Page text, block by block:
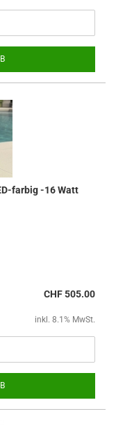
farbig -16 Watt
CHF 505.00
inkl. 8.1% MwSt.